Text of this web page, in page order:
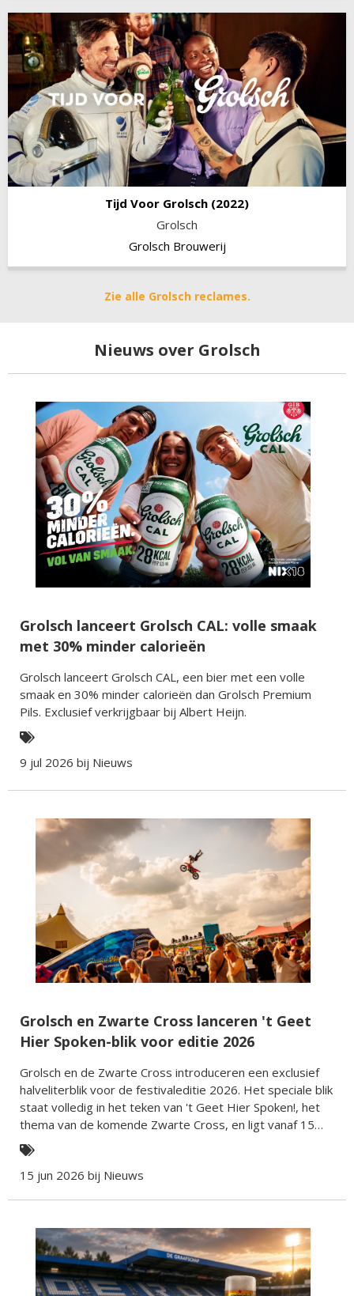
Tijd Voor Grolsch (2022)
Grolsch
Grolsch Brouwerij
Zie alle Grolsch reclames.
Nieuws over Grolsch
Grolsch lanceert Grolsch CAL: volle smaak
met 30% minder calorieën
Grolsch lanceert Grolsch CAL, een bier met een volle
smaak en 30% minder calorieën dan Grolsch Premium
Pils. Exclusief verkrijgbaar bij Albert Heijn.
9 jul 2026 bij Nieuws
Grolsch en Zwarte Cross lanceren 't Geet
Hier Spoken-blik voor editie 2026
Grolsch en de Zwarte Cross introduceren een exclusief
halveliterblik voor de festivaleditie 2026. Het speciale blik
staat volledig in het teken van 't Geet Hier Spoken!, het
thema van de komende Zwarte Cross, en ligt vanaf 15
juni in de supermarkt.
15 jun 2026 bij Nieuws